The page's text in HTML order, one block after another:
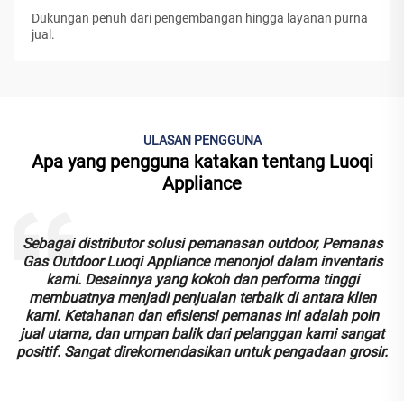
Dukungan penuh dari pengembangan hingga layanan purna
jual.
ULASAN PENGGUNA
Apa yang pengguna katakan tentang Luoqi
Appliance
Sebagai distributor solusi pemanasan outdoor, Pemanas
Gas Outdoor Luoqi Appliance menonjol dalam inventaris
kami. Desainnya yang kokoh dan performa tinggi
membuatnya menjadi penjualan terbaik di antara klien
kami. Ketahanan dan efisiensi pemanas ini adalah poin
jual utama, dan umpan balik dari pelanggan kami sangat
positif. Sangat direkomendasikan untuk pengadaan grosir.